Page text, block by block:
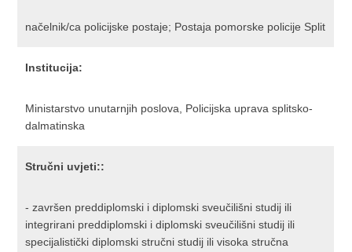
načelnik/ca policijske postaje; Postaja pomorske policije Split
Institucija:
Ministarstvo unutarnjih poslova, Policijska uprava splitsko-
dalmatinska
Stručni uvjeti::
- završen preddiplomski i diplomski sveučilišni studij ili
integrirani preddiplomski i diplomski sveučilišni studij ili
specijalistički diplomski stručni studij ili visoka stručna